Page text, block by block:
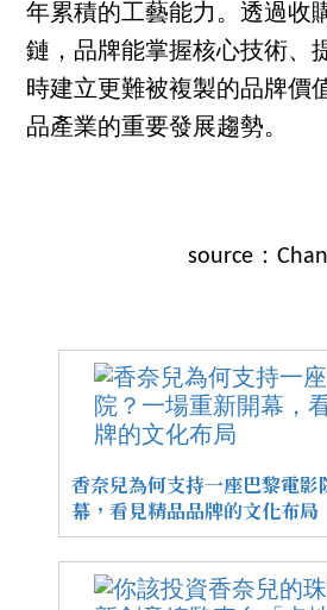
年累積的工藝能力。透過收
鏈，品牌能掌握核心技術、
時建立更難被複製的品牌價
品產業的重要發展趨勢。
source：
香奈兒為何支持一座巴黎電影
幕，看見精品品牌的文化布局